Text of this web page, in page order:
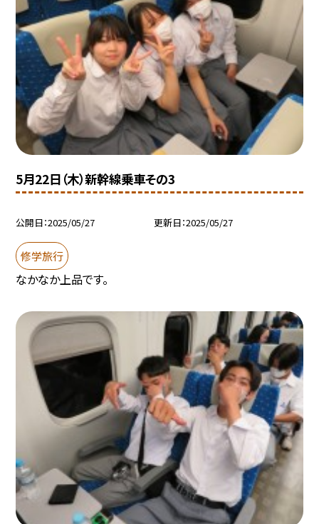
5月22日（木）新幹線乗車その3
公開日 2025/05/27 更新日 2025/05/27
修学旅行
なかなか上品です。